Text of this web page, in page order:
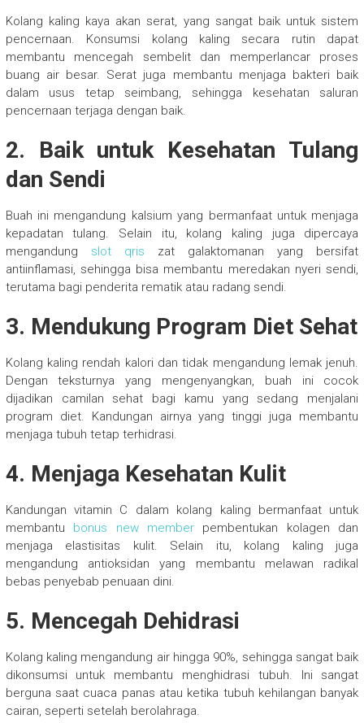
Kolang kaling kaya akan serat, yang sangat baik untuk sistem
pencernaan. Konsumsi kolang kaling secara rutin dapat
membantu mencegah sembelit dan memperlancar proses
buang air besar. Serat juga membantu menjaga bakteri baik
dalam usus tetap seimbang, sehingga kesehatan saluran
pencernaan terjaga dengan baik.
2. Baik untuk Kesehatan Tulang
dan Sendi
Buah ini mengandung kalsium yang bermanfaat untuk menjaga
kepadatan tulang. Selain itu, kolang kaling juga dipercaya
mengandung slot qris zat galaktomanan yang bersifat
antiinflamasi, sehingga bisa membantu meredakan nyeri sendi,
terutama bagi penderita rematik atau radang sendi.
3. Mendukung Program Diet Sehat
Kolang kaling rendah kalori dan tidak mengandung lemak jenuh.
Dengan teksturnya yang mengenyangkan, buah ini cocok
dijadikan camilan sehat bagi kamu yang sedang menjalani
program diet. Kandungan airnya yang tinggi juga membantu
menjaga tubuh tetap terhidrasi.
4. Menjaga Kesehatan Kulit
Kandungan vitamin C dalam kolang kaling bermanfaat untuk
membantu bonus new member pembentukan kolagen dan
menjaga elastisitas kulit. Selain itu, kolang kaling juga
mengandung antioksidan yang membantu melawan radikal
bebas penyebab penuaan dini.
5. Mencegah Dehidrasi
Kolang kaling mengandung air hingga 90%, sehingga sangat baik
dikonsumsi untuk membantu menghidrasi tubuh. Ini sangat
berguna saat cuaca panas atau ketika tubuh kehilangan banyak
cairan, seperti setelah berolahraga.